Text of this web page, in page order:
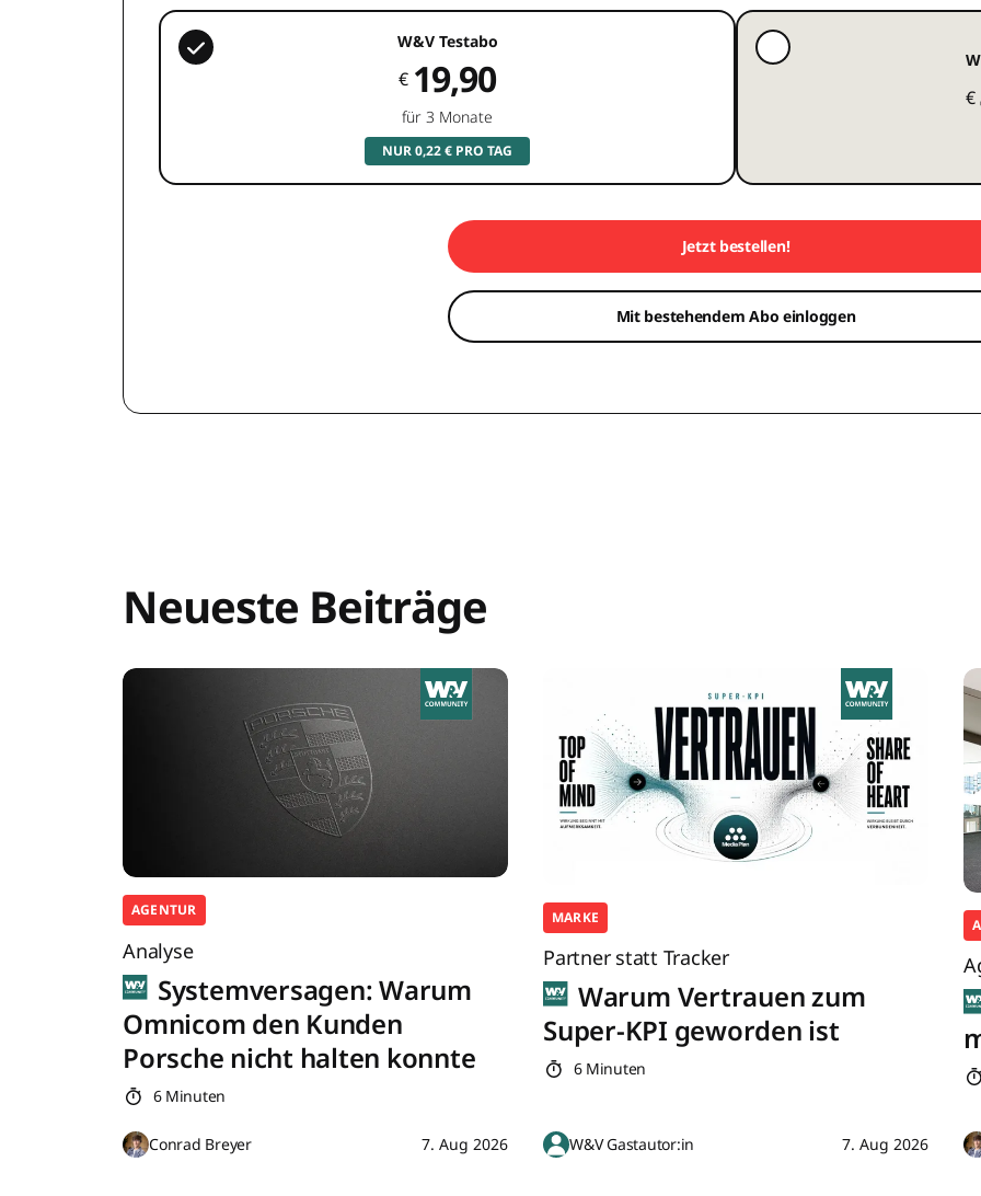
W&V Testabo
€ 19,90
für 3 Monate
NUR 0,22 € PRO TAG
€
Jetzt bestellen!
Mit bestehendem Abo einloggen
Neueste Beiträge
AGENTUR
Analyse
Systemversagen: Warum
Omnicom den Kunden
Porsche nicht halten konnte
6 Minuten
Conrad Breyer 7. Aug 2026
MARKE
Partner statt Tracker
Warum Vertrauen zum
Super-KPI geworden ist
6 Minuten
W&V Gastautor:in 7. Aug 2026